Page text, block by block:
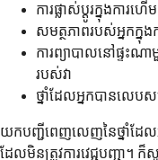
ការផ្លាស់ប្តូរក្នុងការហ
សមត្ថភាពរបស់អ្នកក្នុង
ការព្យាបាលនៅផ្ទះ
របស់វា
ថ្នាំដែលអ្នកបានលេបស
យកបញ្ជីពេញលេញនៃថ្នាំដែលអ្
ដែលមិនត្រូវការវេជ្ជបញ្ជ